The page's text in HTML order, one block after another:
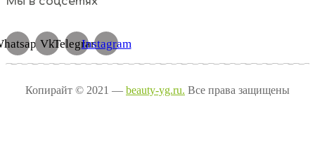
VkTelegramInstagram
Копирайт © 2021 — beauty-yg.ru. Все права защищены